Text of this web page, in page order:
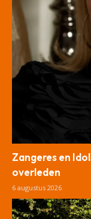
Zangeres en
overleden
6 augustus 2026